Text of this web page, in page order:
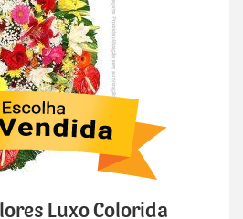
Luxo Colorida